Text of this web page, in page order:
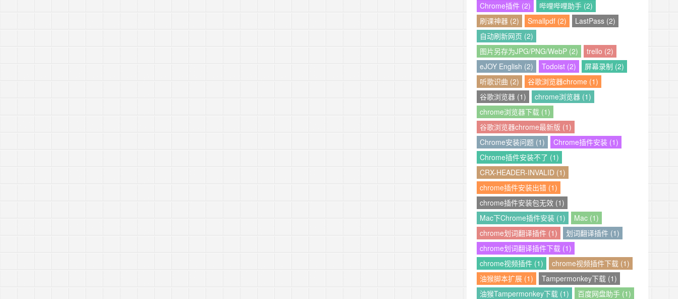
Chrome插件 (2)
哔哩哔哩助手 (2)
刷课神器 (2)
Smallpdf (2)
LastPass (2)
自动刷新网页 (2)
图片另存为JPG/PNG/WebP (2)
trello (2)
eJOY English (2)
Todoist (2)
屏幕录制 (2)
听歌识曲 (2)
谷歌浏览器chrome (1)
谷歌浏览器 (1)
chrome浏览器 (1)
chrome浏览器下载 (1)
谷歌浏览器chrome最新版 (1)
Chrome安装问题 (1)
Chrome插件安装 (1)
Chrome插件安装不了 (1)
CRX-HEADER-INVALID (1)
chrome插件安装出错 (1)
chrome插件安装包无效 (1)
Mac下Chrome插件安装 (1)
Mac (1)
chrome划词翻译插件 (1)
划词翻译插件 (1)
chrome划词翻译插件下载 (1)
chrome视频插件 (1)
chrome视频插件下载 (1)
油猴脚本扩展 (1)
Tampermonkey下载 (1)
油猴Tampermonkey下载 (1)
百度网盘助手 (1)